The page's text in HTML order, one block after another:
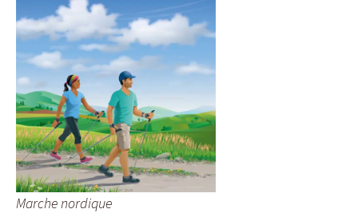
Marche nordique